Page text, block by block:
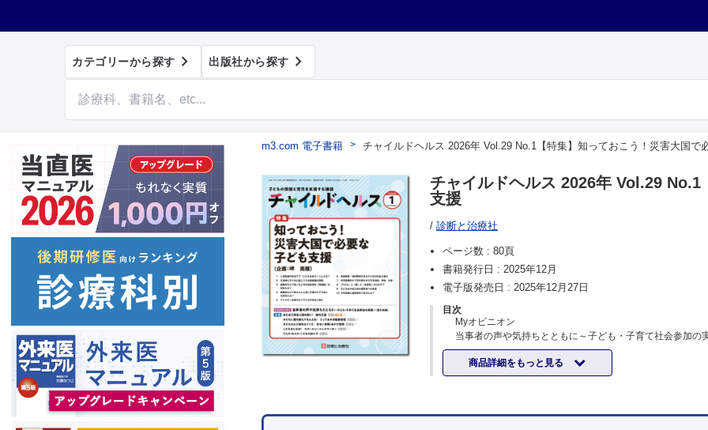
カテゴリーから探す  出版社から探す 
m3.com 電子書籍 チャイルドヘルス 2026年 Vol.29 No.1【特集】知っておこう！災害大国で
チャイルドヘルス 2026年 Vol.29
支援
/診断と治療社
ページ数 :80頁
書籍発行日 :2025年12月
電子版発売日 :2025年12月27日
目次
Myオピニオン
当事者の声や気持ちとともに～子ども・子育て社会参加の
荒木裕美
【特 集】
知っておこう！災害大国で必要な子ども支援
商品詳細をもっと見る